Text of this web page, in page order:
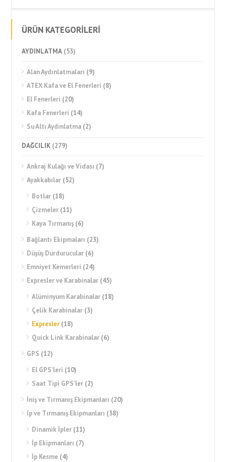
ÜRÜN KATEGORİLERİ
AYDINLATMA (53)
Alan Aydınlatmaları (9)
ATEX Kafa ve El Fenerleri (8)
El Fenerleri (20)
Kafa Fenerleri (14)
Su Altı Aydınlatma (2)
DAĞCILIK (279)
Ankraj Kulağı ve Vidası (7)
Ayakkabılar (52)
Botlar (18)
Çizmeler (11)
Kaya Tırmanış (6)
Bağlantı Ekipmaları (23)
Düşüş Durdurucular (6)
Emniyet Kemerleri (24)
Expresler ve Karabinalar (45)
Alüminyum Karabinalar (18)
Çelik Karabinalar (3)
Expresler (18)
Quick Link Karabinalar (6)
GPS (12)
El GPS’leri (10)
Saat Tipi GPS’ler (2)
İniş ve Tırmanış Ekipmanları (20)
İp ve Tırmanış Ekipmanları (38)
Dinamik İpler (11)
İp Ekipmanları (7)
İp Kesme (4)